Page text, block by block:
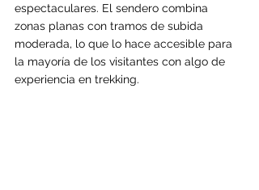
espectaculares. El sendero combina
zonas planas con tramos de subida
moderada, lo que lo hace accesible para
la mayoría de los visitantes con algo de
experiencia en trekking.